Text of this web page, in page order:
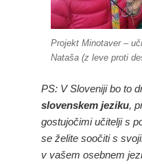
Projekt Minotaver –
Nataša (z leve proti
PS: V Sloveniji bo to
slovenskem jeziku,
gostujočimi učitelji s
se želite soočiti s
v vašem osebnem